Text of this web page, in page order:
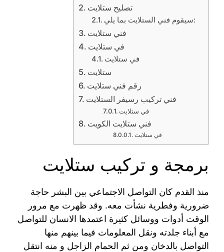
تصليح ستلايت
سيقوم فني الستلايت بما يلي:
فني ستلايت
في ستلايت
في ستلايت
ستلايت
رقم فني ستلايت
فني تركيب رسيفر الستلايت
في ستلايت
فني ستلايت الكويت
في ستلايت
برمجة و تركيب ستلايت
منذ القدم كان التواصل الاجتماعي بين البشر حاجة
ضرورية وفطرية نشأت معه. وقد ظهرت مع مرور
الوقت أدوات ووسائل كثيرة اعتمدها الانسان للتواصل
مع أبناء جلدته ونقل المعلومات فيما بينهم منها
التواصل بالدخان ومن ثم الحمام الزاجل و منه انتقل